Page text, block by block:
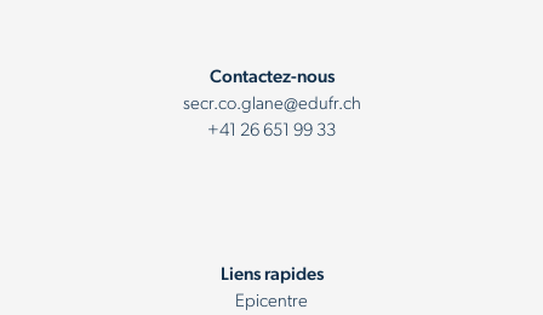
Contactez-nous
secr.co.glane@edufr.ch
+41 26 651 99 33
Liens rapides
Epicentre